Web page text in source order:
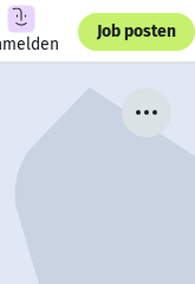
Job posten